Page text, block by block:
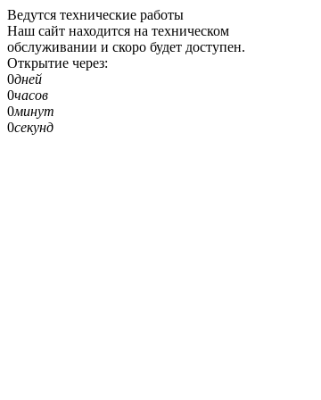
Ведутся технические работы
Наш сайт находится на техническом
обслуживании и скоро будет доступен.
Открытие через:
0дней
0часов
0минут
0секунд